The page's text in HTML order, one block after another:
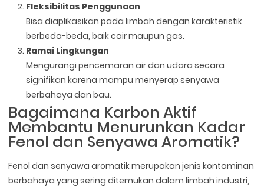
Fleksibilitas Penggunaan
Bisa diaplikasikan pada limbah dengan karakteristik
berbeda-beda, baik cair maupun gas.
Ramai Lingkungan
Mengurangi pencemaran air dan udara secara
signifikan karena mampu menyerap senyawa
berbahaya dan bau.
Bagaimana Karbon Aktif
Membantu Menurunkan Kadar
Fenol dan Senyawa Aromatik?
Fenol dan senyawa aromatik merupakan jenis kontaminan
berbahaya yang sering ditemukan dalam limbah industri,